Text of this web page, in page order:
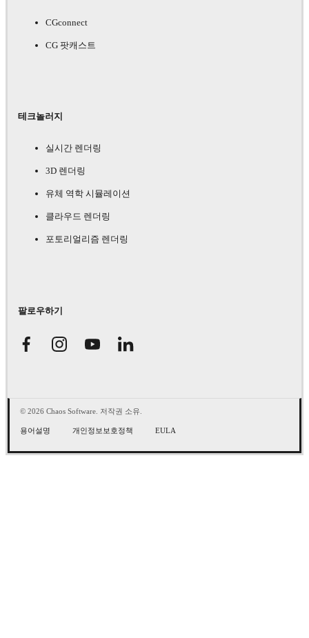
CGconnect
CG 팟캐스트
테크놀러지
실시간 렌더링
3D 렌더링
유체 역학 시뮬레이션
클라우드 렌더링
포토리얼리즘 렌더링
팔로우하기
© 2026 Chaos Software. 저작권 소유.
용어설명 개인정보보호정책 EULA